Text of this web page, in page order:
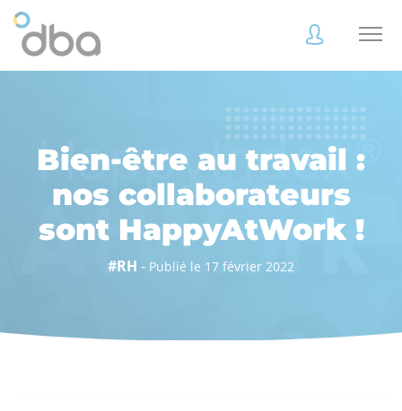
Accès
client
Accès
client
Bien-être au travail :
nos collaborateurs
sont HappyAtWork !
#RH - Publié le 17 février 2022